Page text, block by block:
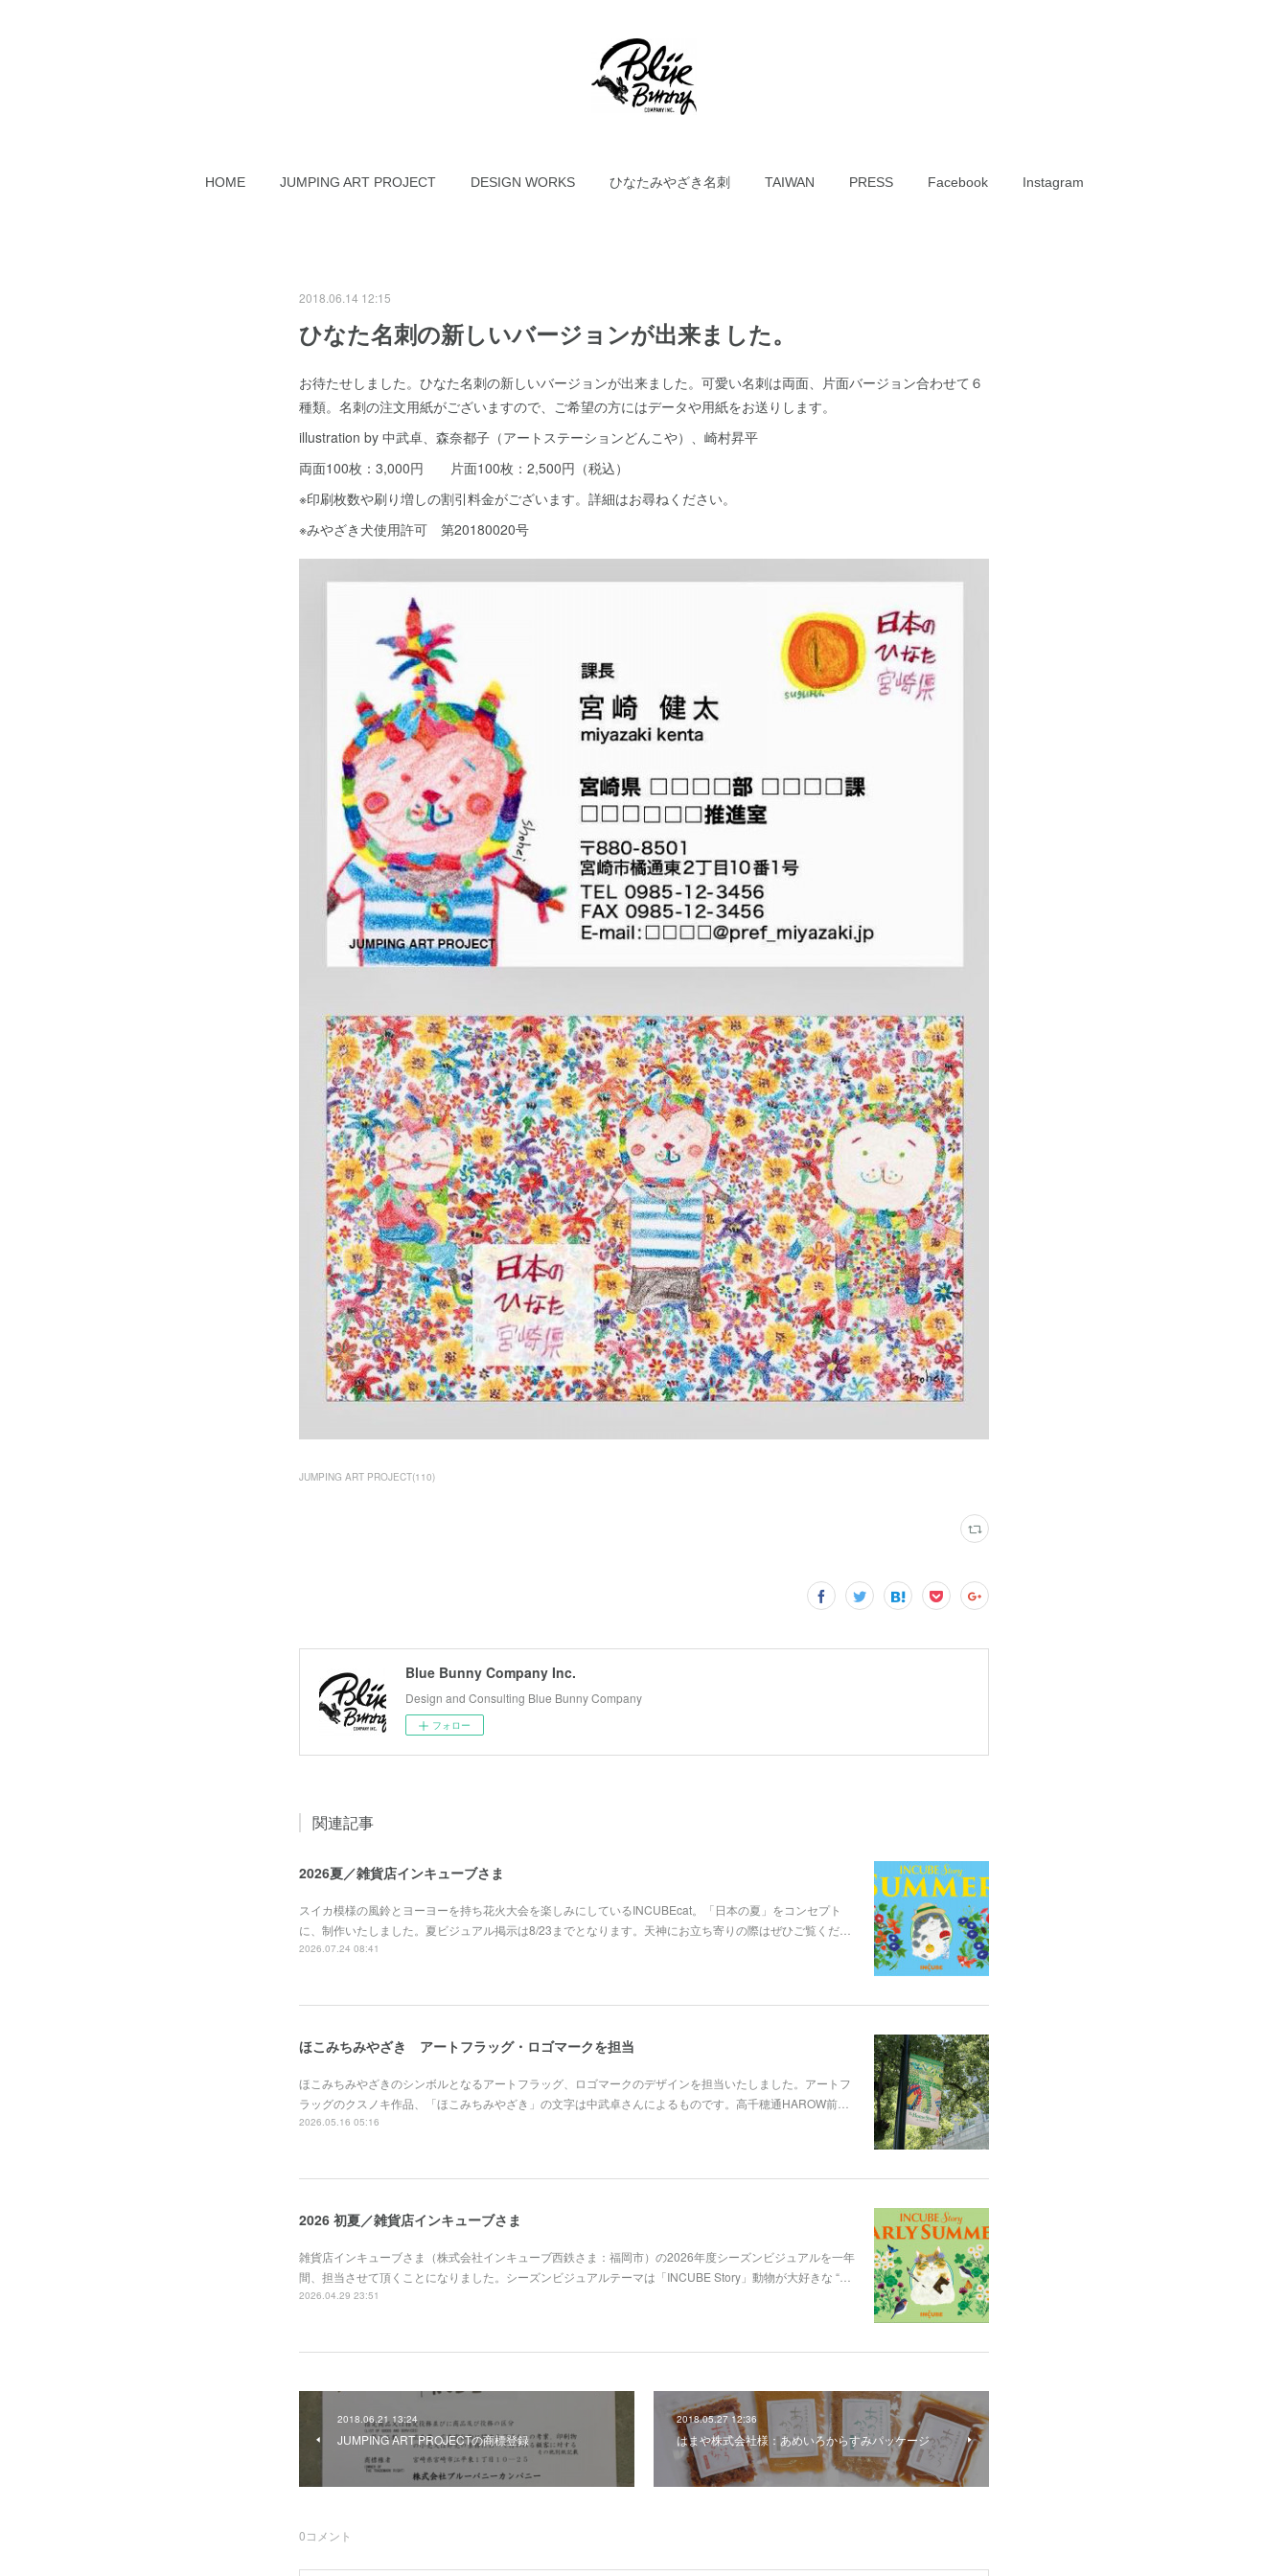
HOME JUMPING ART PROJECT DESIGN WORKS ひなたみやざき名刺 TAIWAN PRESS Facebook Instagram
2018.06.14 12:15
ひなた名刺の新しいバージョンが出来ました。
お待たせしました。ひなた名刺の新しいバージョンが出来ました。可愛い名刺は両面、片面バージョン合わせて６
種類。名刺の注文用紙がございますので、ご希望の方にはデータや用紙をお送りします。
illustration by 中武卓、森奈都子（アートステーションどんこや）、崎村昇平
両面100枚：3,000円 片面100枚：2,500円（税込）
※印刷枚数や刷り増しの割引料金がございます。詳細はお尋ねください。
※みやざき犬使用許可 第20180020号
JUMPING ART PROJECT(110)
Blue Bunny Company Inc.
Design and Consulting Blue Bunny Company
フォロー
関連記事
2026夏／雑貨店インキューブさま
スイカ模様の風鈴とヨーヨーを持ち花火大会を楽しみにしているINCUBEcat。「日本の夏」をコンセプト
に、制作いたしました。夏ビジュアル掲示は8/23までとなります。天神にお立ち寄りの際はぜひご覧くだ…
2026.07.24 08:41
ほこみちみやざき アートフラッグ・ロゴマークを担当
ほこみちみやざきのシンボルとなるアートフラッグ、ロゴマークのデザインを担当いたしました。アートフ
ラッグのクスノキ作品、「ほこみちみやざき」の文字は中武卓さんによるものです。高千穂通HAROW前…
2026.05.16 05:16
2026 初夏／雑貨店インキューブさま
雑貨店インキューブさま（株式会社インキューブ西鉄さま：福岡市）の2026年度シーズンビジュアルを一年
間、担当させて頂くことになりました。シーズンビジュアルテーマは「INCUBE Story」動物が大好きな “…
2026.04.29 23:51
2018.06.21 13:24
JUMPING ART PROJECTの商標登録
2018.05.27 12:36
はまや株式会社様：あめいろからすみパッケージ
0コメント